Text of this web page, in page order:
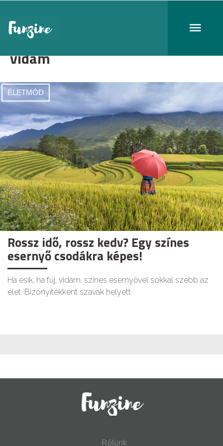
vidám
ÉLETMÓD
Rossz idő, rossz kedv? Egy színes
esernyő csodákra képes!
Ha esik, ha fúj, vidám, színes esernyővel sokkal szebb az
élet. Bizonyítékként szavak helyett
Rólunk